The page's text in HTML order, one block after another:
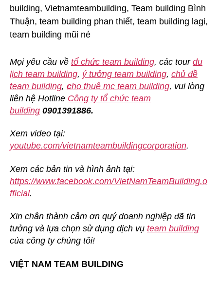
Mọi yêu cầu về tổ chức team building, các tour du
lịch team building, ý tưởng team building, chủ đề
team building, cho thuê mc team building, vui lòng
liên hệ Hotline Công ty tổ chức team
building 0901391886.
Xem video tại:
youtube.com/vietnamteambuildingcorporation.
Xem các bản tin và hình ảnh tại:
https://www.facebook.com/VietNamTeamBuilding.o
fficial.
Xin chân thành cảm ơn quý doanh nghiệp đã tin
tưởng và lựa chọn sử dụng dịch vụ team building
của công ty chúng tôi!
VIỆT NAM TEAM BUILDING